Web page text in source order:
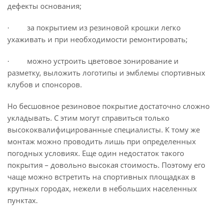
дефекты основания;
· за покрытием из резиновой крошки легко
ухаживать и при необходимости ремонтировать;
· можно устроить цветовое зонирование и
разметку, выложить логотипы и эмблемы спортивных
клубов и спонсоров.
Но бесшовное резиновое покрытие достаточно сложно
укладывать. С этим могут справиться только
высококвалифицированные специалисты. К тому же
монтаж можно проводить лишь при определенных
погодных условиях. Еще один недостаток такого
покрытия – довольно высокая стоимость. Поэтому его
чаще можно встретить на спортивных площадках в
крупных городах, нежели в небольших населенных
пунктах.